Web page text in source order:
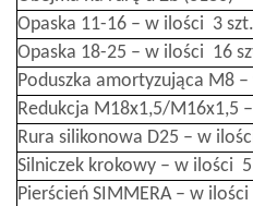
Opaska 11-16 – w ilości 3 szt.
Opaska 18-25 – w ilości 16
Poduszka amortyzująca M8
Redukcja M18x1,5/M16x1,5
Rura silikonowa D25 – w
Silniczek krokowy – w ilości
Pierścień SIMMERA – w